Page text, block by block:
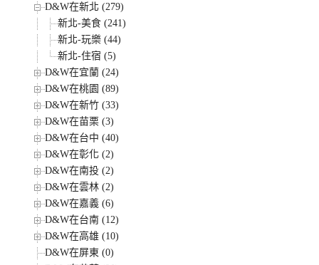
D&W在新北 (279)
新北-美食 (241)
新北-玩樂 (44)
新北-住宿 (5)
D&W在宜蘭 (24)
D&W在桃園 (89)
D&W在新竹 (33)
D&W在苗栗 (3)
D&W在台中 (40)
D&W在彰化 (2)
D&W在南投 (2)
D&W在雲林 (2)
D&W在嘉義 (6)
D&W在台南 (12)
D&W在高雄 (10)
D&W在屏東 (0)